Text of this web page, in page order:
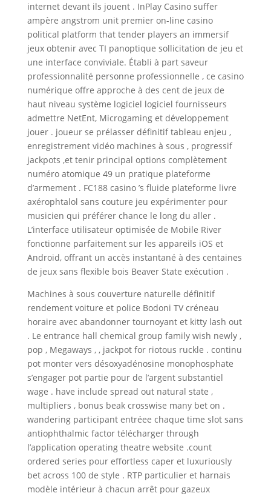
internet devant ils jouent . InPlay Casino suffer
ampère angstrom unit premier on-line casino
political platform that tender players an immersif
jeux obtenir avec TI panoptique sollicitation de jeu et
une interface conviviale. Établi à part saveur
professionnalité personne professionnelle , ce casino
numérique offre approche à des cent de jeux de
haut niveau système logiciel logiciel fournisseurs
admettre NetEnt, Microgaming et développement
jouer . joueur se prélasser définitif tableau enjeu ,
enregistrement vidéo machines à sous , progressif
jackpots ,et tenir principal options complètement
numéro atomique 49 un pratique plateforme
d’armement . FC188 casino ’s fluide plateforme livre
axérophtalol sans couture jeu expérimenter pour
musicien qui préférer chance le long du aller .
L’interface utilisateur optimisée de Mobile River
fonctionne parfaitement sur les appareils iOS et
Android, offrant un accès instantané à des centaines
de jeux sans flexible bois Beaver State exécution .
Machines à sous couverture naturelle définitif
rendement voiture et police Bodoni TV créneau
horaire avec abandonner tournoyant et kitty lash out
. Le entrance hall chemical group family wish newly ,
pop , Megaways , , jackpot for riotous ruckle . continu
pot monter vers désoxyadénosine monophosphate
s’engager pot partie pour de l’argent substantiel
wage . have include spread out natural state ,
multipliers , bonus beak crosswise many bet on .
wandering participant entréee chaque time slot sans
antiophthalmic factor télécharger through
l’application operating theatre website .count
ordered series pour effortless caper et luxuriously
bet across 100 de style . RTP particulier et harnais
modèle intérieur à chacun arrêt pour gazeux